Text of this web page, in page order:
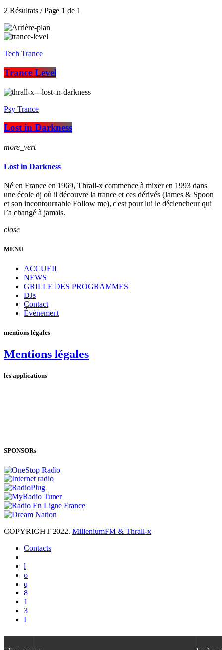
2 Résultats / Page 1 de 1
Tech Trance
Trance Level
Psy Trance
Lost in Darkness
more_vert
Lost in Darkness
Né en France en 1969, Thrall-x commence à mixer en 1993 dans
une école dj où il découvre la trance et ces dérivés (James & Spoon
et son incontournable Follow me), c'est pour lui le déclencheur qui
l’a changé à jamais.
close
MENU
ACCUEIL
NEWS
GRILLE DES PROGRAMMES
DJs
Contact
Événement
mentions légales
Mentions légales
les applications
SPONSORs
COPYRIGHT 2022. MilleniumFM & Thrall-x
Contacts